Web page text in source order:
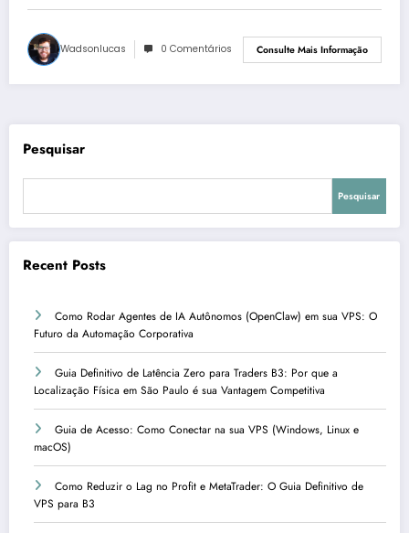
Wadsonlucas 0 Comentários Consulte Mais Informação
Pesquisar
Pesquisar
Recent Posts
Como Rodar Agentes de IA Autônomos (OpenClaw) em sua VPS: O
Futuro da Automação Corporativa
Guia Definitivo de Latência Zero para Traders B3: Por que a
Localização Física em São Paulo é sua Vantagem Competitiva
Guia de Acesso: Como Conectar na sua VPS (Windows, Linux e
macOS)
Como Reduzir o Lag no Profit e MetaTrader: O Guia Definitivo de
VPS para B3